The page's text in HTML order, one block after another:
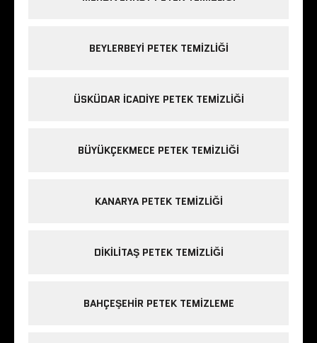
BEYLERBEYI PETEK TEMIZLIĞI
ÜSKÜDAR ICADIYE PETEK TEMIZLIĞI
BÜYÜKÇEKMECE PETEK TEMIZLIĞI
KANARYA PETEK TEMIZLIĞI
DIKILITAŞ PETEK TEMIZLIĞI
BAHÇEŞEHIR PETEK TEMIZLEME